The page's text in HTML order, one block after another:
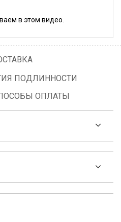
в этом видео.
ПОДЛИННОСТИ
ОПЛАТЫ